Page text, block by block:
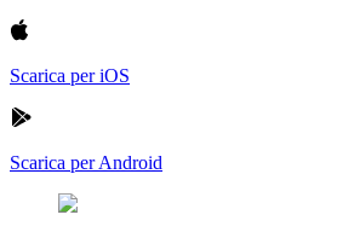
Scarica per iOS
Scarica per Android